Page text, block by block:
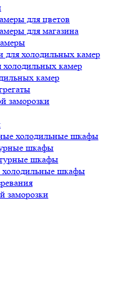
для цветов
для магазина
для холодильных камер
холодильных камер
камер
заморозки
холодильные шкафы
шкафы
шкафы
холодильные шкафы
заморозки